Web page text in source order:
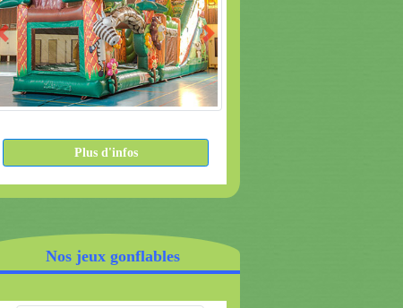
Plus d'infos
Previous Next
Nos jeux gonflables